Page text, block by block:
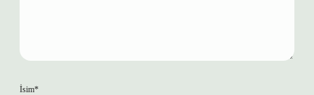
İsim*